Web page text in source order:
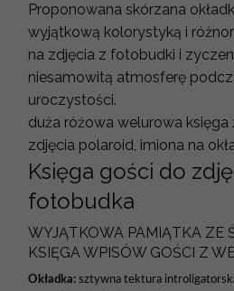
Proponowana skórzana
wyjątkową kolorystyką i
na zdjęcia z fotobudki i
niesamowitą atmosferę
uroczystości.
duża różowa welurowa księga
zdjęcia polaroid, imiona na
Księga gości do
fotobudka
WYJĄTKOWA PAMIĄTKA ZE
KSIĘGA WPISÓW GOŚCI Z
Okładka: sztywna tektura